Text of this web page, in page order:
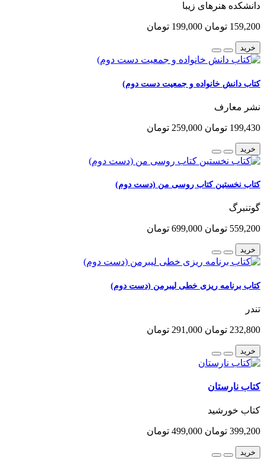
دانشکده هنرهای زیبا
159,200 تومان 199,000 تومان
خرید
کتاب دانش خانواده و جمعیت دست دوم)
نشر معارف
199,430 تومان 259,000 تومان
خرید
کتاب نخستین کتاب روسی من (دست دوم)
گوتنبرگ
559,200 تومان 699,000 تومان
خرید
کتاب برنامه ریزی خطی لیبرمن (دست دوم)
تندر
232,800 تومان 291,000 تومان
خرید
کتاب نارستان
کتاب خورشید
399,200 تومان 499,000 تومان
خرید